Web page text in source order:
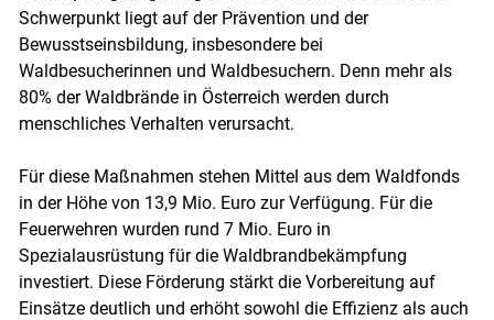
Schwerpunkt liegt auf der Prävention und der
Bewusstseinsbildung, insbesondere bei
Waldbesucherinnen und Waldbesuchern. Denn mehr als
80% der Waldbrände in Österreich werden durch
menschliches Verhalten verursacht.
Für diese Maßnahmen stehen Mittel aus dem Waldfonds
in der Höhe von 13,9 Mio. Euro zur Verfügung. Für die
Feuerwehren wurden rund 7 Mio. Euro in
Spezialausrüstung für die Waldbrandbekämpfung
investiert. Diese Förderung stärkt die Vorbereitung auf
Einsätze deutlich und erhöht sowohl die Effizienz als auch